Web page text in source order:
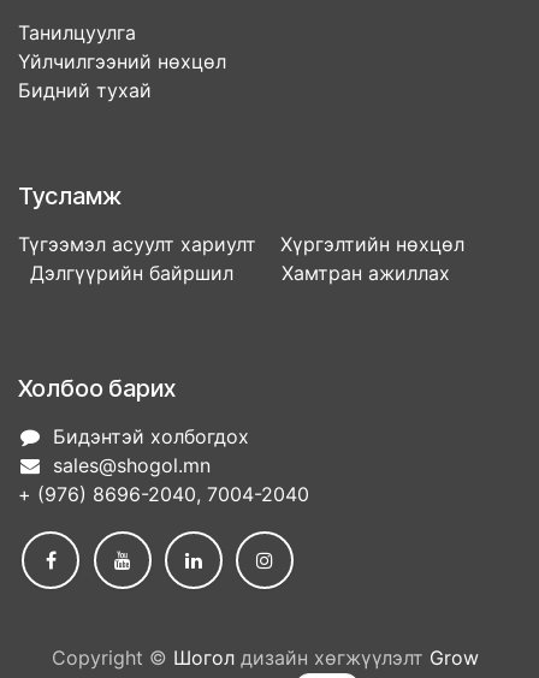
Танилцуулга
Үйлчилгээний нөхцөл
Бидний тухай
Тусламж
Түгээмэл асуулт хариулт Хүргэлтийн нөхцөл
Дэлгүүрийн байршил Хамтран ажиллах
Холбоо барих
Бидэнтэй холбогдох
sales@shogol.mn
+ (976) 8696-2040, 7004-2040
Copyright © Шоголдизайн хөгжүүлэлт Grow